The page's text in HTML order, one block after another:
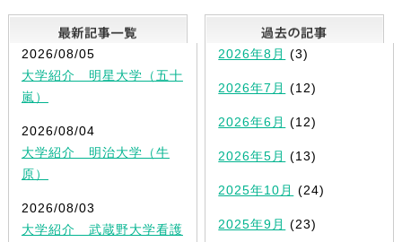
最新記事一覧
2026/08/05
大学紹介 明星大学（五十
嵐）
2026/08/04
大学紹介 明治大学（牛
原）
2026/08/03
大学紹介 武蔵野大学看護
2026年8月 (3)
2026年7月 (12)
2026年6月 (12)
2026年5月 (13)
2025年10月 (24)
2025年9月 (23)